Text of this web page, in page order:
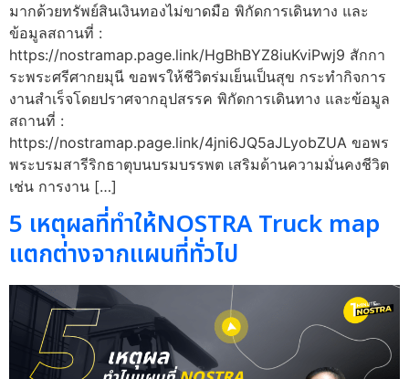
มากด้วยทรัพย์สินเงินทองไม่ขาดมือ พิกัดการเดินทาง และ
ข้อมูลสถานที่ :
https://nostramap.page.link/HgBhBYZ8iuKviPwj9 สักกา
ระพระศรีศากยมุนี ขอพรให้ชีวิตร่มเย็นเป็นสุข กระทำกิจการ
งานสำเร็จโดยปราศจากอุปสรรค พิกัดการเดินทาง และข้อมูล
สถานที่ :
https://nostramap.page.link/4jni6JQ5aJLyobZUA ขอพร
พระบรมสารีริกธาตุบนบรมบรรพต เสริมด้านความมั่นคงชีวิต
เช่น การงาน […]
5 เหตุผลที่ทำให้NOSTRA Truck map
แตกต่างจากแผนที่ทั่วไป